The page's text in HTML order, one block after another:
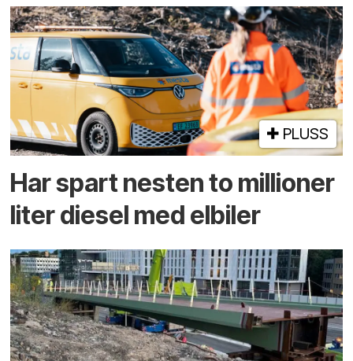
PLUSS
Har spart nesten to millioner
liter diesel med elbiler